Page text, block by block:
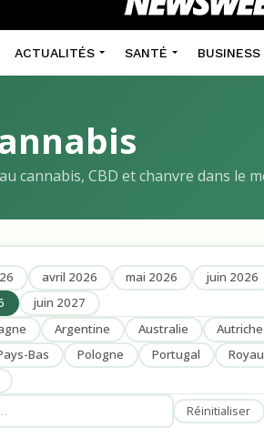
ACTUALITÉS SANTÉ BUSINESS
cannabis, CBD et chanvre dans le
avril 2026 mai 2026 juin 2026
juin 2027
Argentine Australie Autriche
Bas Pologne Portugal
Réinitialiser